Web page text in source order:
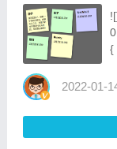
2022-01-